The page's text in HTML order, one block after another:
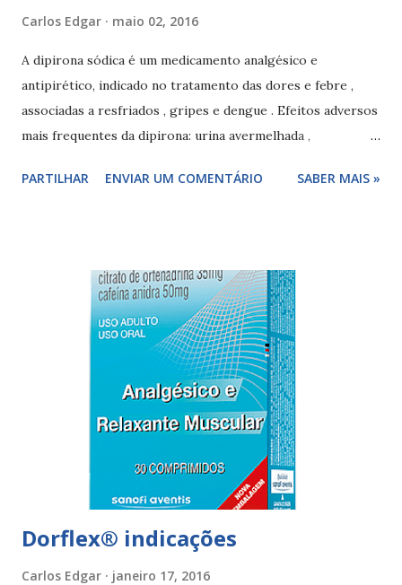
Carlos Edgar maio 02, 2016
A dipirona sódica é um medicamento analgésico e
antipirético, indicado no tratamento das dores e febre ,
associadas a resfriados , gripes e dengue . Efeitos adversos
mais frequentes da dipirona: urina avermelhada ,
respiração e alterações no sangue, inflamações na garganta
PARTILHAR ENVIAR UM COMENTÁRIO SABER MAIS »
Dorflex® indicações
Carlos Edgar janeiro 17, 2016